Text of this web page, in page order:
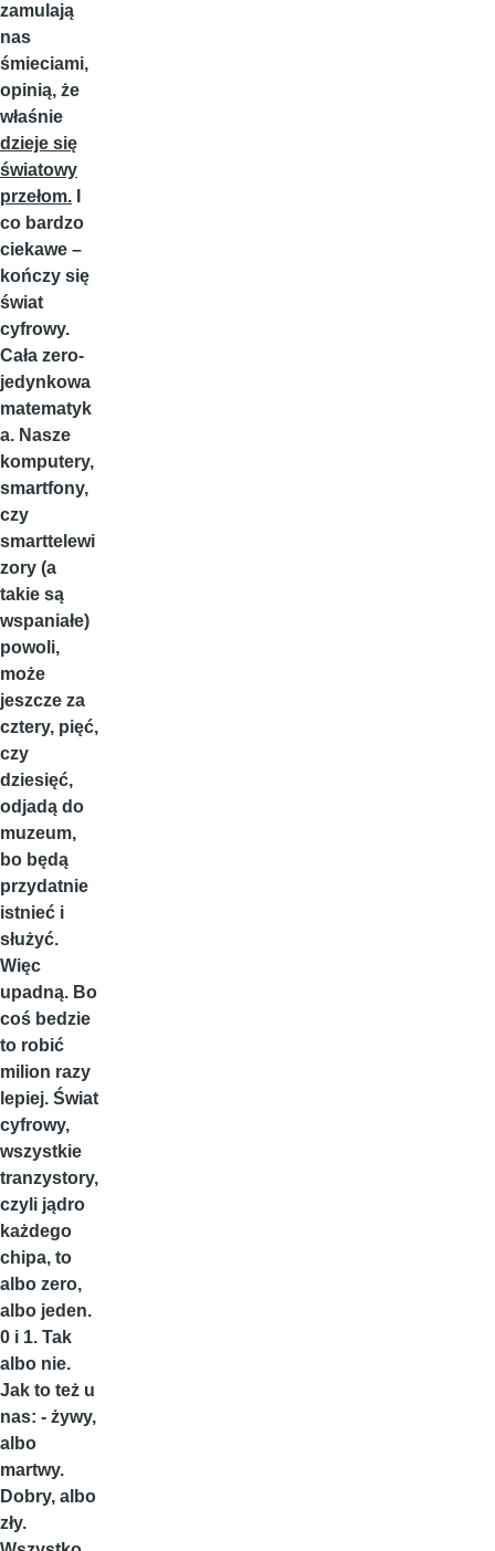
zamulają
nas
śmieciami,
opinią, że
właśnie
dzieje się
światowy
przełom.
co bardzo
ciekawe –
kończy się
świat
cyfrowy.
Cała zero-
jedynkowa
matematyk
a. Nasze
komputery,
smartfony,
czy
smarttelewi
zory (a
takie są
wspaniałe)
powoli,
może
jeszcze za
cztery, pięć,
czy
dziesięć,
odjadą do
muzeum,
bo będą
przydatnie
istnieć i
służyć.
Więc
upadną. Bo
coś bedzie
to robić
milion razy
lepiej. Świat
cyfrowy,
wszystkie
tranzystory,
czyli jądro
każdego
chipa, to
albo zero,
albo jeden.
0 i 1. Tak
albo nie.
Jak to też u
nas: - żywy,
albo
martwy.
Dobry, albo
zły.